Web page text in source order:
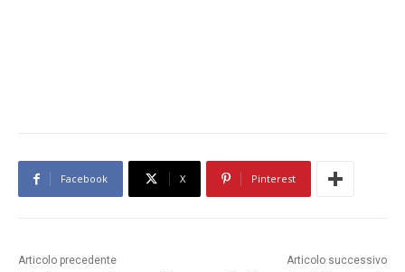
Facebook X Pinterest
Articolo precedente Articolo successivo